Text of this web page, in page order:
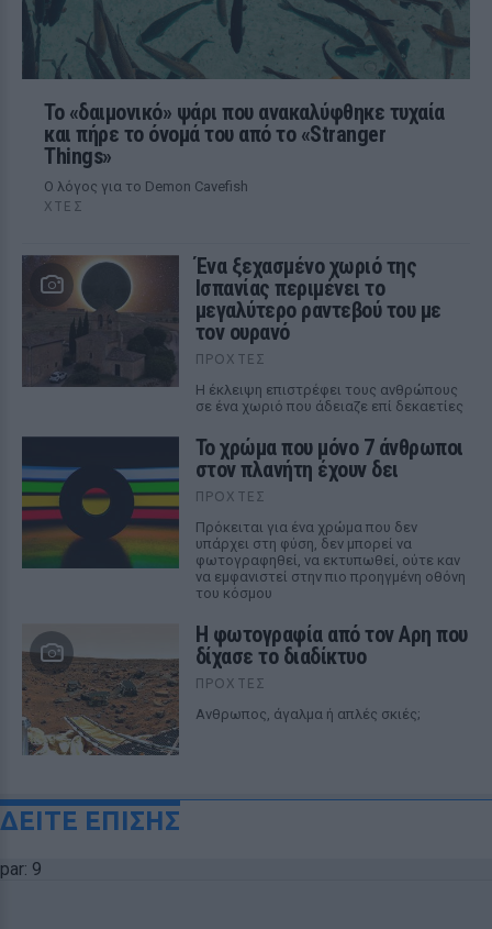
Το «δαιμονικό» ψάρι που ανακαλύφθηκε τυχαία
και πήρε το όνομά του από το «Stranger
Things»
Ο λόγος για το Demon Cavefish
ΧΤΕΣ
Ένα ξεχασμένο χωριό της
Ισπανίας περιμένει το
μεγαλύτερο ραντεβού του με
τον ουρανό
ΠΡΟΧΤΈΣ
Η έκλειψη επιστρέφει τους ανθρώπους
σε ένα χωριό που άδειαζε επί δεκαετίες
Το χρώμα που μόνο 7 άνθρωποι
στον πλανήτη έχουν δει
ΠΡΟΧΤΈΣ
Πρόκειται για ένα χρώμα που δεν
υπάρχει στη φύση, δεν μπορεί να
φωτογραφηθεί, να εκτυπωθεί, ούτε καν
να εμφανιστεί στην πιο προηγμένη οθόνη
του κόσμου
Η φωτογραφία από τον Αρη που
δίχασε το διαδίκτυο
ΠΡΟΧΤΈΣ
Ανθρωπος, άγαλμα ή απλές σκιές;
ΔΕΙΤΕ ΕΠΙΣΗΣ
par: 9